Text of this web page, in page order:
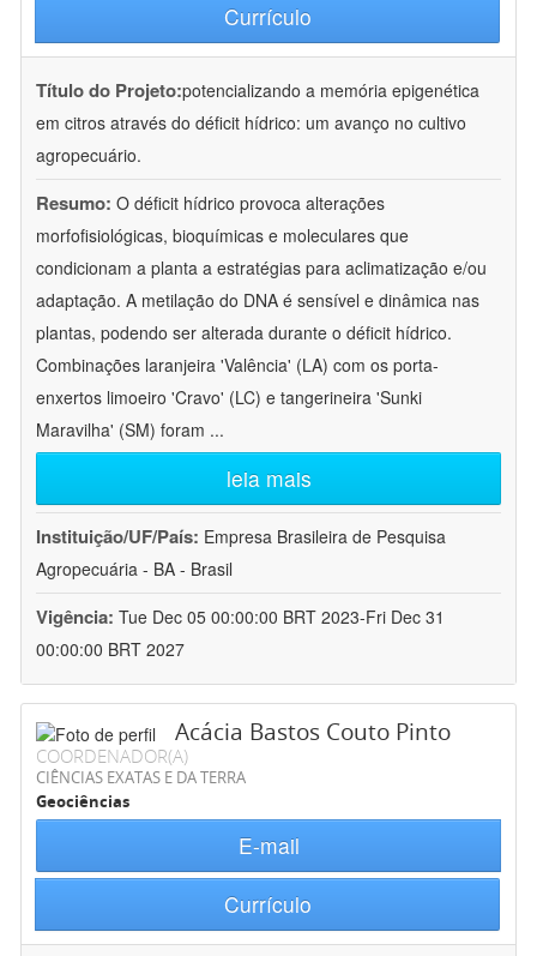
Currículo
Título do Projeto:potencializando a memória epigenética
em citros através do déficit hídrico: um avanço no cultivo
agropecuário.
Resumo: O déficit hídrico provoca alterações
morfofisiológicas, bioquímicas e moleculares que
condicionam a planta a estratégias para aclimatização e/ou
adaptação. A metilação do DNA é sensível e dinâmica nas
plantas, podendo ser alterada durante o déficit hídrico.
Combinações laranjeira 'Valência' (LA) com os porta-
enxertos limoeiro 'Cravo' (LC) e tangerineira 'Sunki
Maravilha' (SM) foram ...
leia mais
Instituição/UF/País: Empresa Brasileira de Pesquisa
Agropecuária - BA - Brasil
Vigência: Tue Dec 05 00:00:00 BRT 2023-Fri Dec 31
00:00:00 BRT 2027
Acácia Bastos Couto Pinto
COORDENADOR(A)
CIÊNCIAS EXATAS E DA TERRA
Geociências
E-mail
Currículo